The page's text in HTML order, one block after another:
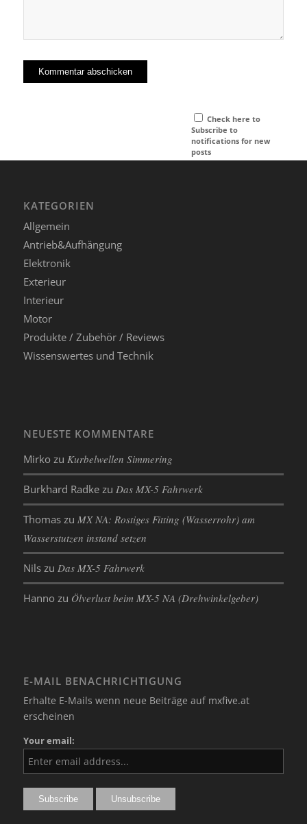
Check here to
Subscribe to
notifications for new
posts
KATEGORIEN
Allgemein
Antrieb&Aufhängung
Elektronik
Exterieur
Interieur
Motor
Produkte / Zubehör / Reviews
Wissenswertes und Technik
NEUESTE KOMMENTARE
Mirko zu Kurbelwellen Simmering
Burkhard Radkezu Das MX-5 Fahrwerk
Thomaszu MX NA: Rostiges Fitting (Wasserrohr) am
Wasserstutzen instand setzen
Nilszu Das MX-5 Fahrwerk
Hanno zu Ölverlust beim MX-5 NA (Drehwinkelgeber)
E-MAIL BENACHRICHTIGUNG
Erhalte E-Mails wenn neue Beiträge auf mxfive.at
erscheinen
Your email: